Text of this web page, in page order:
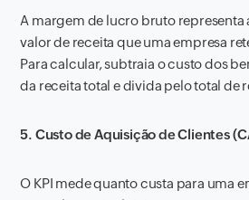
A margem de lucro bruto
valor de receita que uma empresa
Para calcular, subtraia o custo dos
da receita total e divida pelo total de
5. Custo de Aquisição de Clientes
O KPI mede quanto custa para uma